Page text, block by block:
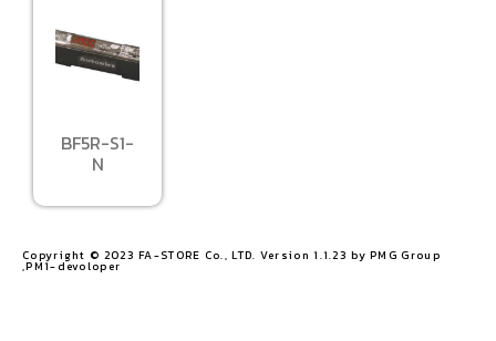
BF5R-S1-
N
Copyright © 2023 FA-STORE Co., LTD. Version 1.1.23 by PMG Group
,PM1-devoloper​